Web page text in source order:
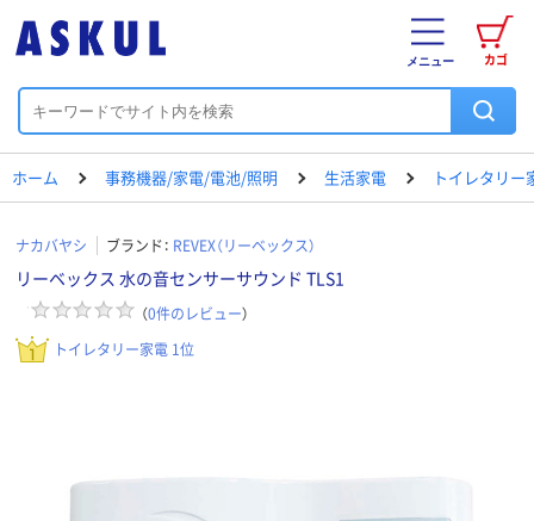
カゴ
メニュー
ホーム 事務機器/家電/電池/照明 生活家電 トイレタリー
ナカバヤシ ブランド： REVEX（リーベックス）
リーベックス 水の音センサーサウンド TLS1
（0件のレビュー）
トイレタリー家電 1位